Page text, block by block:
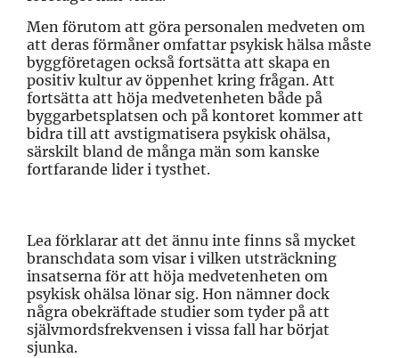
Men förutom att göra personalen medveten om
att deras förmåner omfattar psykisk hälsa måste
byggföretagen också fortsätta att skapa en
positiv kultur av öppenhet kring frågan. Att
fortsätta att höja medvetenheten både på
byggarbetsplatsen och på kontoret kommer att
bidra till att avstigmatisera psykisk ohälsa,
särskilt bland de många män som kanske
fortfarande lider i tysthet.
Lea förklarar att det ännu inte finns så mycket
branschdata som visar i vilken utsträckning
insatserna för att höja medvetenheten om
psykisk ohälsa lönar sig. Hon nämner dock
några obekräftade studier som tyder på att
självmordsfrekvensen i vissa fall har börjat
sjunka.